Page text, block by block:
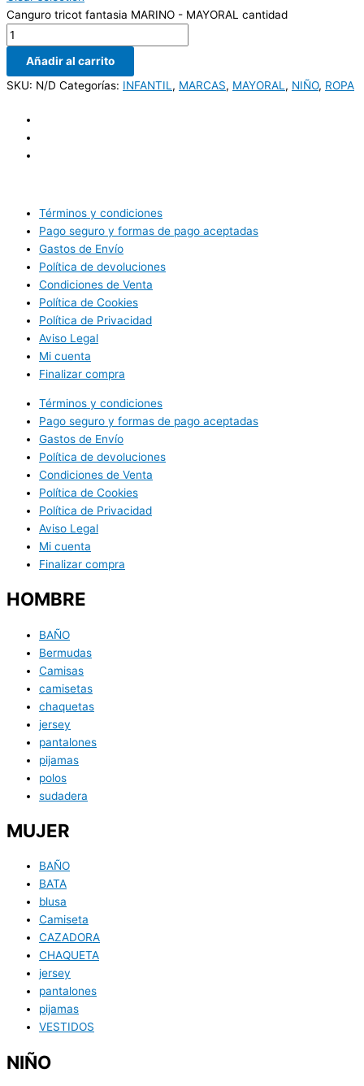
Canguro tricot fantasia MARINO - MAYORAL cantidad
Añadir al carrito
SKU: N/D Categorías: INFANTIL , MARCAS, MAYORAL , NIÑO, ROPA
Términos y condiciones
Pago seguro y formas de pago aceptadas
Gastos de Envío
Política de devoluciones
Condiciones de Venta
Política de Cookies
Política de Privacidad
Aviso Legal
Mi cuenta
Finalizar compra
Términos y condiciones
Pago seguro y formas de pago aceptadas
Gastos de Envío
Política de devoluciones
Condiciones de Venta
Política de Cookies
Política de Privacidad
Aviso Legal
Mi cuenta
Finalizar compra
HOMBRE
BAÑO
Bermudas
Camisas
camisetas
chaquetas
jersey
pantalones
pijamas
polos
sudadera
MUJER
BAÑO
BATA
blusa
Camiseta
CAZADORA
CHAQUETA
jersey
pantalones
pijamas
VESTIDOS
NIÑO